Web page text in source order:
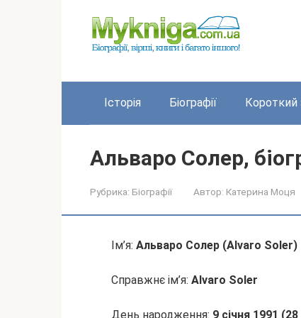
Історія Біографії Короткий
Альваро Солер,
Рубрика: Біографії Автор: Катерина Моця
Ім’я: Альваро Солер (Alvaro Soler)
Справжнє ім’я: Alvaro Soler
День народження: 9 січня 1991 (28